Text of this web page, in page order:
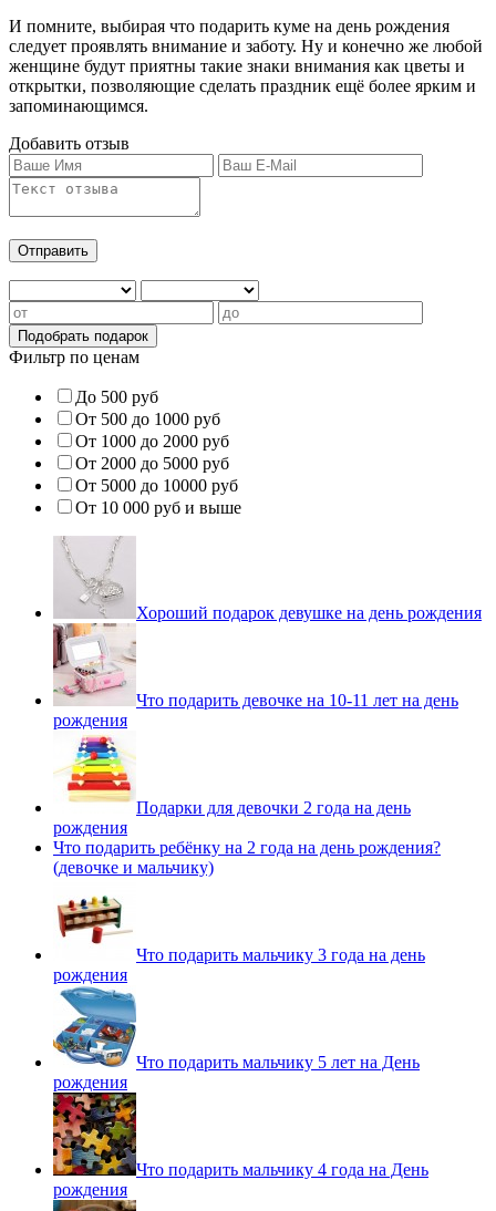
И помните, выбирая что подарить куме на день рождения
следует проявлять внимание и заботу. Ну и конечно же любой
женщине будут приятны такие знаки внимания как цветы и
открытки, позволяющие сделать праздник ещё более ярким и
запоминающимся.
Добавить отзыв
Фильтр по ценам
До 500 руб
От 500 до 1000 руб
От 1000 до 2000 руб
От 2000 до 5000 руб
От 5000 до 10000 руб
От 10 000 руб и выше
Хороший подарок девушке на день рождения
Что подарить девочке на 10-11 лет на день
рождения
Подарки для девочки 2 года на день
рождения
Что подарить ребёнку на 2 года на день рождения?
(девочке и мальчику)
Что подарить мальчику 3 года на день
рождения
Что подарить мальчику 5 лет на День
рождения
Что подарить мальчику 4 года на День
рождения